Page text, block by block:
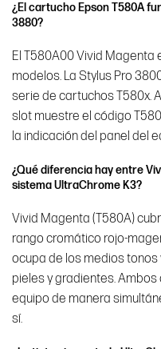
¿El cartucho Epson T580A
3880?
El T580A00 Vivid
modelos. La Stylus Pro
serie de cartuchos T580x.
slot muestre el código
la indicación del panel del
¿Qué diferencia hay entre
sistema UltraChrome K3?
Vivid Magenta (T580A)
rango cromático rojo-
ocupa de los medios
pieles y gradientes.
equipo de manera
sí.